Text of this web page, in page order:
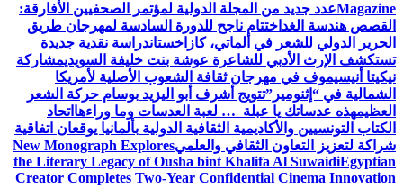
Magazineعدد جديد من المجلة الدولية لمؤتمر الصحفيين الأفارقة:
القصص هندسة الغد اختتام ناجح للدورة السادسة لمهرجان طريق
الحرير الدولي للشعر في ألماتي، كازاخستاندراسة نقدية جديدة
تستكشف الإرث الأدبي للشاعرة عوشة بنت خليفة السويديمشاركة
نيكيتا أنيسيموف في مهرجان ثقافة الشعوب الأصلية لأمريكا
الشمالية في “إثنومير”تتويج أشرف أبو اليزيد بوسام حركة الشعر
العظيمهذه عدساتك يا عبلة … لعبة العدسات وما وراءها اتحاد
الكتاب التونسيين والأكاديمية الثقافية الدولية بألمانيا يوقعان اتفاقية
شراكة لتعزيز التعاون الثقافي والعلميNew Monograph Explores
the Literary Legacy of Ousha bint Khalifa Al SuwaidiEgyptian
Creator Completes Two-Year Confidential Cinema Innovation